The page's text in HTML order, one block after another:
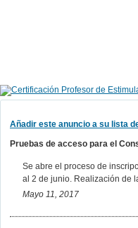
Añadir este anuncio a su lista
Pruebas de acceso para el
Se abre el proceso de
al 2 de junio. Realización de
Mayo 11, 2017